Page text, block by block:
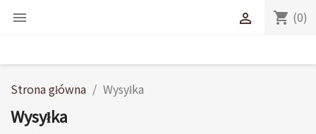
 shopping_cart (0)

Strona główna Wysyłka
Wysyłka